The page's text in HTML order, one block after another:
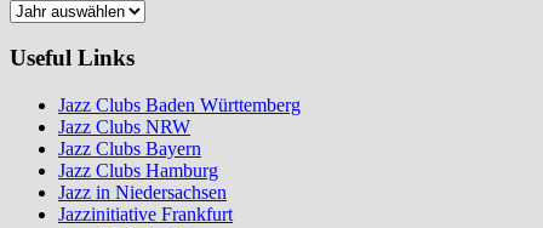
Useful Links
Jazz Clubs Baden Württemberg
Jazz Clubs NRW
Jazz Clubs Bayern
Jazz Clubs Hamburg
Jazz in Niedersachsen
Jazzinitiative Frankfurt